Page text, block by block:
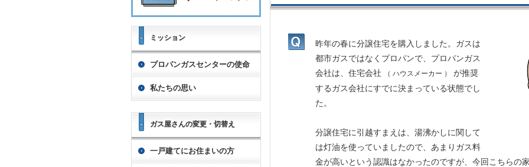
昨年の春に分譲住宅を購入しました。ガスは
都市ガスではなくプロパンで、プロパンガス
会社は、住宅会社
（ ハウスメーカー ）
が推奨
するガス会社にすでに決まっている状態でし
た。
分譲住宅に引越すまえは、湯沸かしに関して
は灯油を使っていましたので、あまりガス料
金が高いという認識はなかったのですが、今回こちらの
ミッション
プロパンガスセンターの使命
私たちの思い
ガス屋さんの変更・切替え
一戸建てにお住まいの方